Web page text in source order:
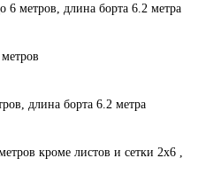
6 метров, длина борта 6.2 метра
длина борта 6.2 метра
кроме листов и сетки 2х6 ,